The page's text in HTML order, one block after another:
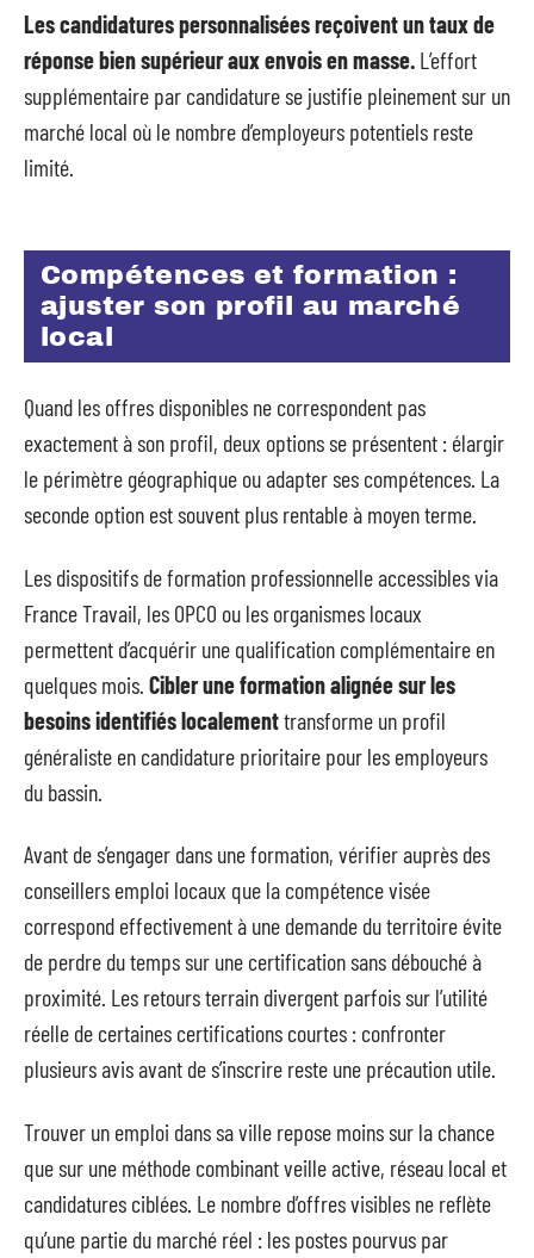
Les candidatures personnalisées reçoivent un taux de
réponse bien supérieur aux envois en masse. L’effort
supplémentaire par candidature se justifie pleinement sur un
marché local où le nombre d’employeurs potentiels reste
limité.
Compétences et formation :
ajuster son profil au marché
local
Quand les offres disponibles ne correspondent pas
exactement à son profil, deux options se présentent : élargir
le périmètre géographique ou adapter ses compétences. La
seconde option est souvent plus rentable à moyen terme.
Les dispositifs de formation professionnelle accessibles via
France Travail, les OPCO ou les organismes locaux
permettent d’acquérir une qualification complémentaire en
quelques mois. Cibler une formation alignée sur les
besoins identifiés localementtransforme un profil
généraliste en candidature prioritaire pour les employeurs
du bassin.
Avant de s’engager dans une formation, vérifier auprès des
conseillers emploi locaux que la compétence visée
correspond effectivement à une demande du territoire évite
de perdre du temps sur une certification sans débouché à
proximité. Les retours terrain divergent parfois sur l’utilité
réelle de certaines certifications courtes : confronter
plusieurs avis avant de s’inscrire reste une précaution utile.
Trouver un emploi dans sa ville repose moins sur la chance
que sur une méthode combinant veille active, réseau local et
candidatures ciblées. Le nombre d’offres visibles ne reflète
qu’une partie du marché réel : les postes pourvus par